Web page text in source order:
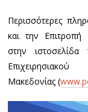
Περισσότερες
και την Επιτροπή
στην ιστοσελίδα
Μακεδονίας (